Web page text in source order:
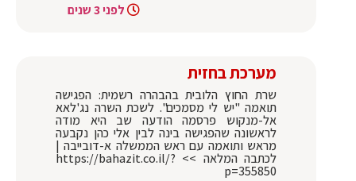
לפני 3 שנים
מערכת בחזית
שרת החוץ הלובית בהבהרה רשמית: הפגישה
תואמה "יש לי מסמכים". לשכת השרה נג'לאא
אל-מנקוש פרסמה הודעה שב היא מודה
לראשונה שהפגישה בינה לבין אלי כהן נקבעה
מראש ותואמה עם ראש הממשלה א-דובייבה |
לכתבה המלאה >> https://bahazit.co.il/?
p=355850